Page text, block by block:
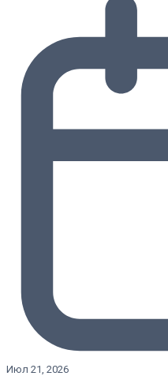
Июл 21, 2026